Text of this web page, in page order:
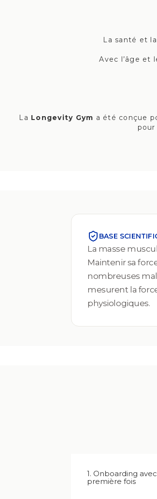
La santé et
Avec l’âge et
La Longevity Gym a été conçue
BASE
La masse
Maintenir sa
nombreuses
mesurent la
physiologiques.
1. Onboarding
première fois